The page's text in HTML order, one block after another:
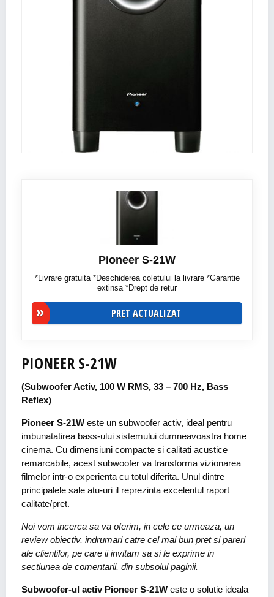
Pioneer S-21W
*Livrare gratuita *Deschiderea coletului la livrare *Garantie
extinsa *Drept de retur
PRET ACTUALIZAT
PIONEER S-21W
(Subwoofer Activ, 100 W RMS, 33 – 700 Hz, Bass
Reflex)
Pioneer S-21W este un subwoofer activ, ideal pentru
imbunatatirea bass-ului sistemului dumneavoastra home
cinema. Cu dimensiuni compacte si calitati acustice
remarcabile, acest subwoofer va transforma vizionarea
filmelor intr-o experienta cu totul diferita. Unul dintre
principalele sale atu-uri il reprezinta excelentul raport
calitate/pret.
Noi vom incerca sa va oferim, in cele ce urmeaza, un
review obiectiv, indrumari catre cel mai bun pret si pareri
ale clientilor, pe care ii invitam sa si le exprime in
sectiunea de comentarii, din subsolul paginii.
Subwoofer-ul activ Pioneer S-21W este o solutie ideala